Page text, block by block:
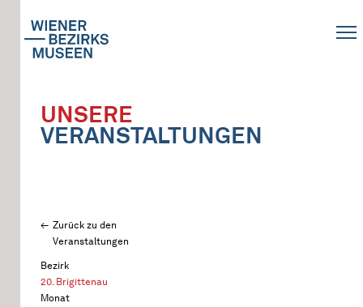
UNSERE
VERANSTALTUNGEN
Zurück zu den
Veranstaltungen
Bezirk
20. Brigittenau
Monat